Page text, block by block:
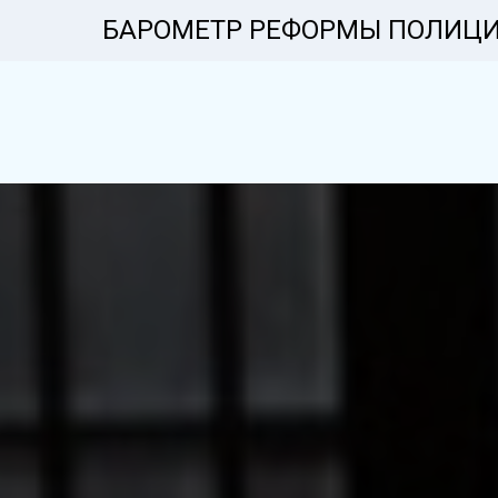
БАРОМЕТР РЕФОРМЫ